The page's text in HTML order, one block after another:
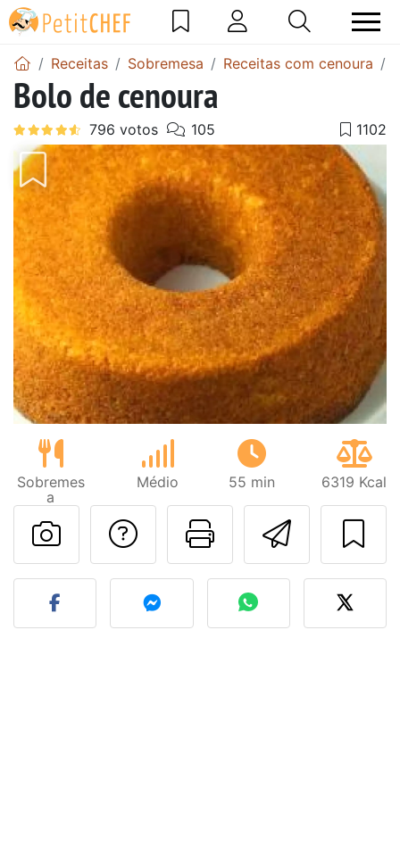
Receitas Sobremesa Receitas com cenoura
Bolo de cenoura
Sobremes
a
Médio 55 min 6319 Kcal
Imprima
Falar com o autor
Fez esta receita?